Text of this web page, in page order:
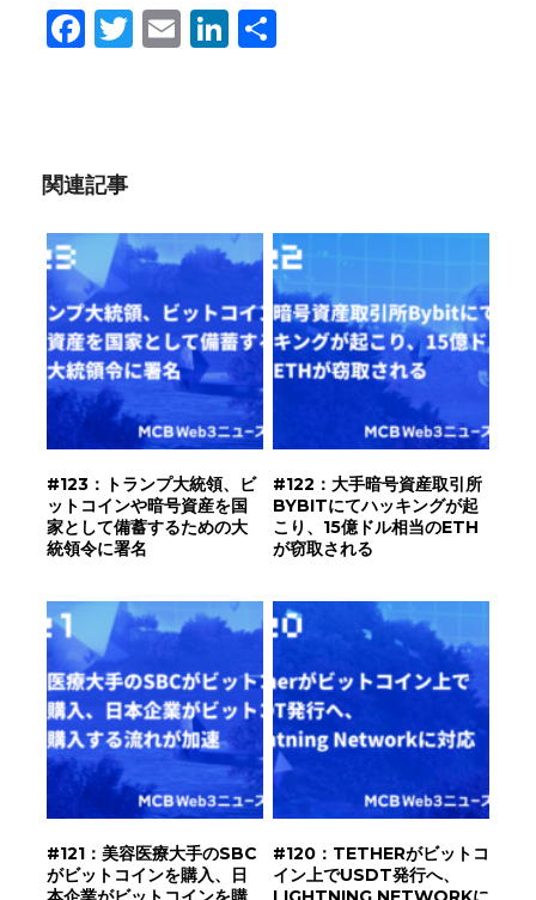
Facebook
Twitter
EmailLinkedIn
関連記事
#123：トランプ大統領、ビ
ットコインや暗号資産を国
家として備蓄するための大
統領令に署名
#122：大手暗号資産取引所
BYBITにてハッキングが起
こり、15億ドル相当のETH
が窃取される
#121：美容医療大手のSBC
がビットコインを購入、日
#120：TETHERがビットコ
イン上でUSDT発行へ、